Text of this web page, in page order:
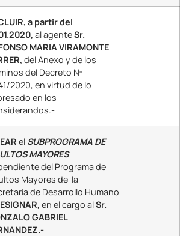
a partir del
al agenteSr.
MARIA VIRAMONTE
del Anexo y de los
del Decreto Nº
2020, en virtud de lo
en los
el SUBPROGRAMA DE
MAYORES
del Programa de
Mayores de la
de Desarrollo Humano
en el cargo alSr.
GABRIEL